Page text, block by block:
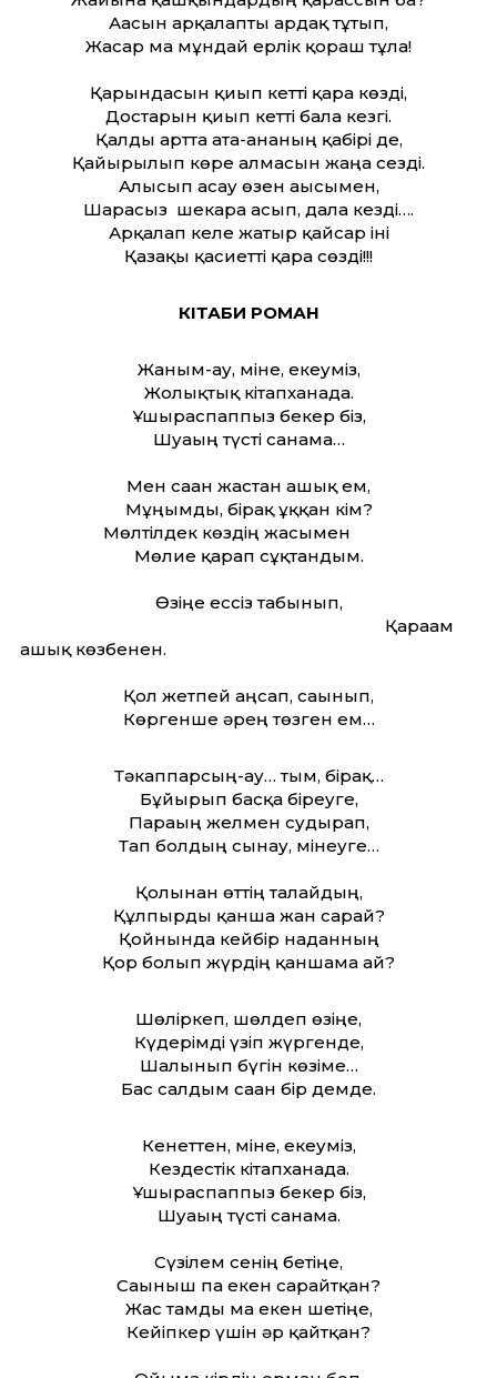
Ағасын арқалапты ардақ тұтып,
Жасар ма мұндай ерлік қораш тұлға!
Қарындасын қиып кетті қара көзді,
Достарын қиып кетті бала кезгі.
Қалды артта ата-ананың қабірі де,
Қайырылып көре алмасын жаңа сезді.
Алысып асау өзен ағысымен,
Шарасыз шекара асып, дала кезді….
Арқалап келе жатыр қайсар іні
Қазақы қасиетті қара сөзді!!!
КІТАБИ РОМАН
Жаным-ау, міне, екеуміз,
Жолықтық кітапханада.
Ұшыраспаппыз бекер біз,
Шуағың түсті санама…
Мен саған жастан ғашық ем,
Мұңымды, бірақ ұққан кім?
Мөлтілдек көздің жасымен
Мөлие қарап сұқтандым.
Өзіңе ессіз табынып,
Қарағам
ғашық көзбенен.
Қол жетпей аңсап, сағынып,
Көргенше әрең төзген ем…
Тәкаппарсың-ау… тым, бірақ…
Бұйырып басқа біреуге,
Парағың желмен судырап,
Тап болдың сынау, мінеуге…
Қолынан өттің талайдың,
Құлпырды қанша жан сарай?
Қойнында кейбір наданның
Қор болып жүрдің қаншама ай?
Шөліркеп, шөлдеп өзіңе,
Күдерімді үзіп жүргенде,
Шалынып бүгін көзіме…
Бас салдым саған бір демде.
Кенеттен, міне, екеуміз,
Кездестік кітапханада.
Ұшыраспаппыз бекер біз,
Шуағың түсті санама.
Сүзілем сенің бетіңе,
Сағыныш па екен сарғайтқан?
Жас тамды ма екен шетіңе,
Кейіпкер үшін әр қайтқан?